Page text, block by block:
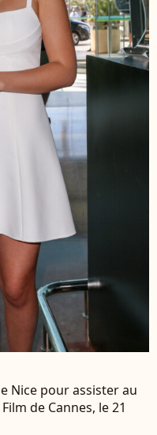
Nice pour assister au
de Cannes, le 21